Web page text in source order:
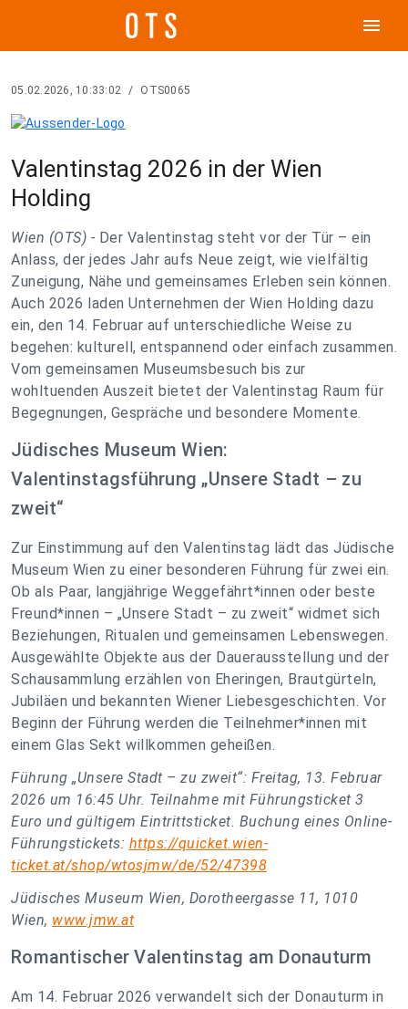
menu
05.02.2026, 10:33:02 / OTS0065
Valentinstag 2026 in der Wien
Holding
Wien (OTS) - Der Valentinstag steht vor der Tür – ein
Anlass, der jedes Jahr aufs Neue zeigt, wie vielfältig
Zuneigung, Nähe und gemeinsames Erleben sein können.
Auch 2026 laden Unternehmen der Wien Holding dazu
ein, den 14. Februar auf unterschiedliche Weise zu
begehen: kulturell, entspannend oder einfach zusammen.
Vom gemeinsamen Museumsbesuch bis zur
wohltuenden Auszeit bietet der Valentinstag Raum für
Begegnungen, Gespräche und besondere Momente.
Jüdisches Museum Wien:
Valentinstagsführung „Unsere Stadt – zu
zweit“
Zur Einstimmung auf den Valentinstag lädt das Jüdische
Museum Wien zu einer besonderen Führung für zwei ein.
Ob als Paar, langjährige Weggefährt*innen oder beste
Freund*innen – „Unsere Stadt – zu zweit“ widmet sich
Beziehungen, Ritualen und gemeinsamen Lebenswegen.
Ausgewählte Objekte aus der Dauerausstellung und der
Schausammlung erzählen von Eheringen, Brautgürteln,
Jubiläen und bekannten Wiener Liebesgeschichten. Vor
Beginn der Führung werden die Teilnehmer*innen mit
einem Glas Sekt willkommen geheißen.
Führung „Unsere Stadt – zu zweit“: Freitag, 13. Februar
2026 um 16:45 Uhr. Teilnahme mit Führungsticket 3
Euro und gültigem Eintrittsticket. Buchung eines Online-
Führungstickets: https://quicket.wien-
ticket.at/shop/wtosjmw/de/52/47398
Jüdisches Museum Wien, Dorotheergasse 11, 1010
Wien, www.jmw.at
Romantischer Valentinstag am Donauturm
Am 14. Februar 2026 verwandelt sich der Donauturm in